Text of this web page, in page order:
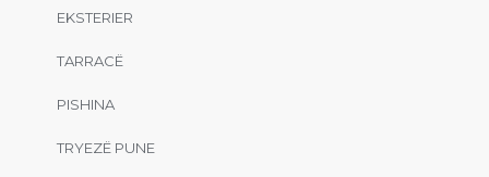
EKSTERIER
TARRACË
PISHINA
TRYEZË PUNE